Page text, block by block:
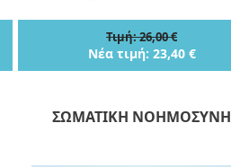
Τιμή: 26,00 €
Νέα τιμή: 23,40 €
ΣΩΜΑΤΙΚΗ ΝΟΗΜΟΣΥΝΗ